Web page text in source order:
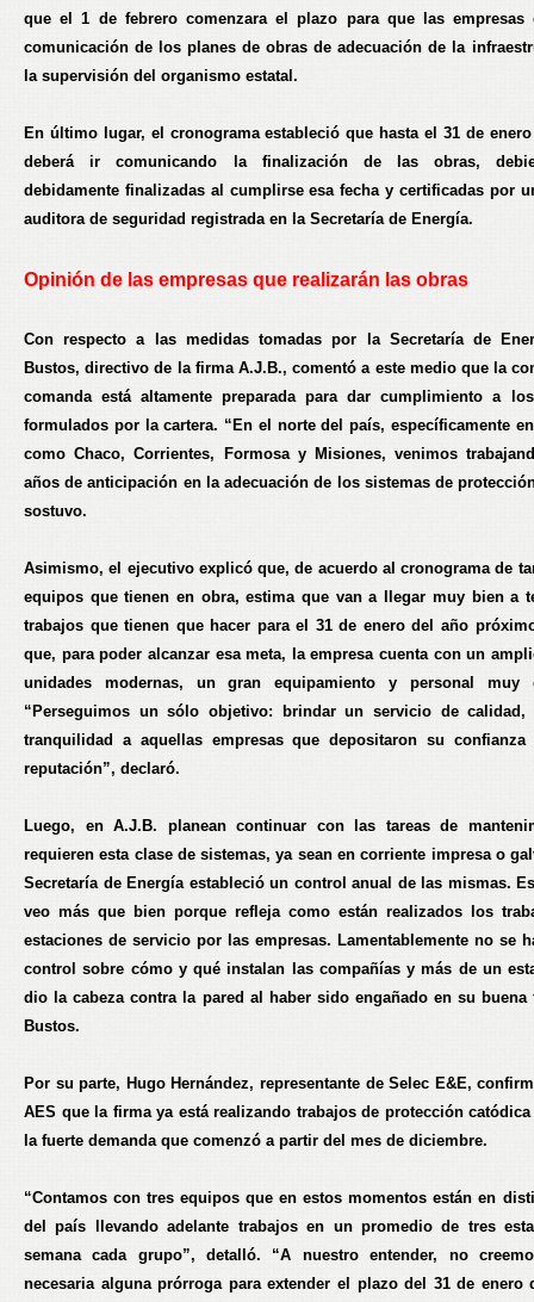
que el 1 de febrero comenzara el plazo para que las empresas
comunicación de los planes de obras de adecuación de la
la supervisión del organismo estatal.
En último lugar, el cronograma estableció que hasta el 31 de enero
deberá ir comunicando la finalización de las obras,
debidamente finalizadas al cumplirse esa fecha y certificadas por
auditora de seguridad registrada en la Secretaría de Energía.
Opinión de las empresas que realizarán las obras
Con respecto a las medidas tomadas por la Secretaría de
Bustos, directivo de la firma A.J.B., comentó a este medio que la
comanda está altamente preparada para dar cumplimiento a
formulados por la cartera. “En el norte del país, específicamente
como Chaco, Corrientes, Formosa y Misiones, venimos
años de anticipación en la adecuación de los sistemas de
sostuvo.
Asimismo, el ejecutivo explicó que, de acuerdo al cronograma de
equipos que tienen en obra, estima que van a llegar muy bien a
trabajos que tienen que hacer para el 31 de enero del año
que, para poder alcanzar esa meta, la empresa cuenta con un
unidades modernas, un gran equipamiento y personal muy
“Perseguimos un sólo objetivo: brindar un servicio de calidad,
tranquilidad a aquellas empresas que depositaron su confianza
reputación”, declaró.
Luego, en A.J.B. planean continuar con las tareas de
requieren esta clase de sistemas, ya sean en corriente impresa o
Secretaría de Energía estableció un control anual de las mismas.
veo más que bien porque refleja como están realizados los
estaciones de servicio por las empresas. Lamentablemente no se
control sobre cómo y qué instalan las compañías y más de un
dio la cabeza contra la pared al haber sido engañado en su buena
Bustos.
Por su parte, Hugo Hernández, representante de Selec E&E,
AES que la firma ya está realizando trabajos de protección
la fuerte demanda que comenzó a partir del mes de diciembre.
“Contamos con tres equipos que en estos momentos están en
del país llevando adelante trabajos en un promedio de tres
semana cada grupo”, detalló. “A nuestro entender, no
necesaria alguna prórroga para extender el plazo del 31 de enero